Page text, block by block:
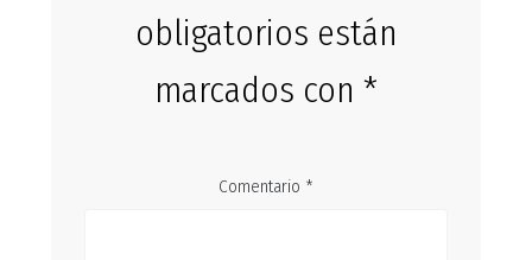
obligatorios están
marcados con *
Comentario *